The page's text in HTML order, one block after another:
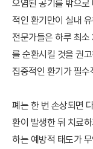
오염된 공기를 밖으로
적인 환기만이 실내
전문가들은 하루 최소
를 순환시킬 것을 권
집중적인 환기가 필
폐는 한 번 손상되면
환이 발생한 뒤 치료
하는 예방적 태도가